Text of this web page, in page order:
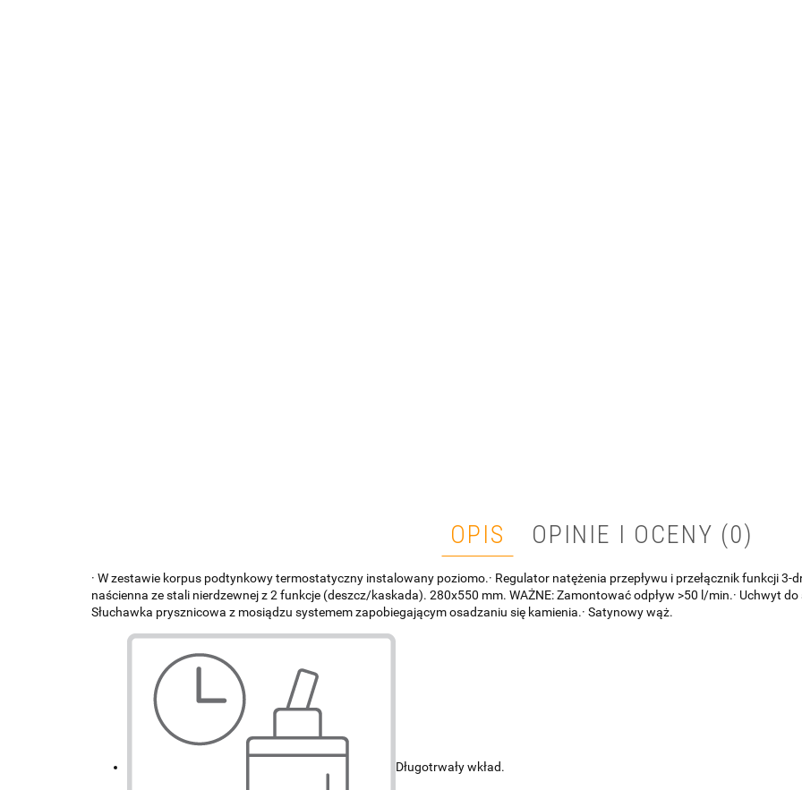
OPIS OPINIE I OCENY (0)
· W zestawie korpus podtynkowy termostatyczny instalowany poziomo.· Regulator natężenia przepływu i przełącznik funkcji 3-
naścienna ze stali nierdzewnej z 2 funkcje (deszcz/kaskada). 280x550 mm. WAŻNE: Zamontować odpływ >50 l/min.· Uchwyt do
Słuchawka prysznicowa z mosiądzu systemem zapobiegającym osadzaniu się kamienia.· Satynowy wąż.
Długotrwały wkład.